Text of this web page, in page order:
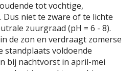
tot vochtige,
Dus niet te zware of te lichte
zuurgraad (pH = 6 - 8).
de zon en verdraagt zomerse
standplaats voldoende
bij nachtvorst in april-mei